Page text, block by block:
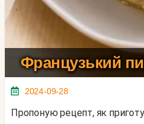
Французький
2024-09-28
Пропоную рецепт, як приготувати французький пиріг з